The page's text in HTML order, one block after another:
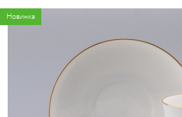
Новинка